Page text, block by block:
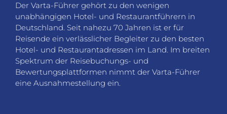
Der Varta-Führer gehört zu den wenigen
unabhängigen Hotel- und Restaurantführern in
Deutschland. Seit nahezu 70 Jahren ist er für
Reisende ein verlässlicher Begleiter zu den besten
Hotel- und Restaurantadressen im Land. Im breiten
Spektrum der Reisebuchungs- und
Bewertungsplattformen nimmt der Varta-Führer
eine Ausnahmestellung ein.